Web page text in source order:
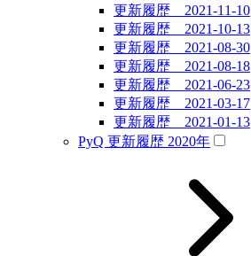
更新履歴 2021-11-10
更新履歴 2021-10-13
更新履歴 2021-08-30
更新履歴 2021-08-18
更新履歴 2021-06-23
更新履歴 2021-03-17
更新履歴 2021-01-13
PyQ 更新履歴 2020年